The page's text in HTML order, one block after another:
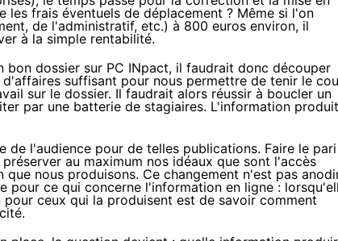
les frais éventuels de déplacement ? Même si l'on
de l'administratif, etc.) à 800 euros environ, il
à la simple rentabilité.
bon dossier sur PC INpact, il faudrait donc découper
suffisant pour nous permettre de tenir le
sur le dossier. Il faudrait alors réussir à boucler un
par une batterie de stagiaires. L'information
l'audience pour de telles publications. Faire le pari
au maximum nos idéaux que sont l'accès
nous produisons. Ce changement n'est pas
pour ce qui concerne l'information en ligne :
ceux qui la produisent est de savoir comment